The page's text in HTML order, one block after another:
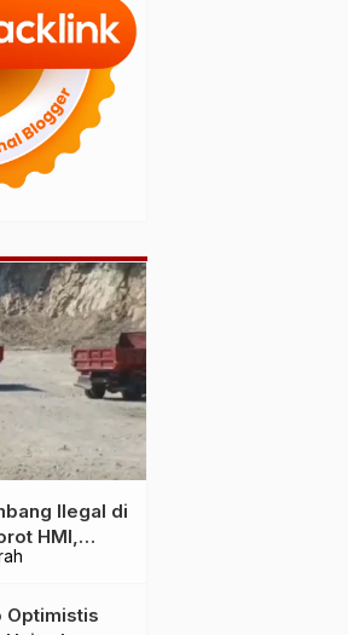
Ilegal di
HMI,
Jadi
Optimistis